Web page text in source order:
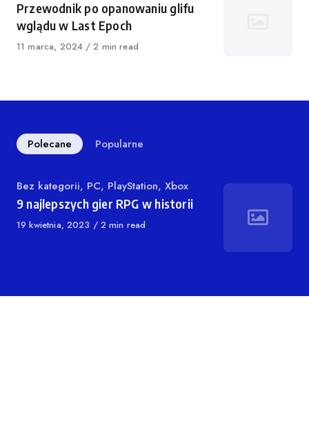
Przewodnik po opanowaniu glifu
wglądu w Last Epoch
Opublikowano
11 marca, 2024 2 min read
Polecane Popularne
Kategoria
Bez kategorii, PC, PlayStation, Xbox
9 najlepszych gier RPG w historii
Opublikowano
19 kwietnia, 2023 2 min read